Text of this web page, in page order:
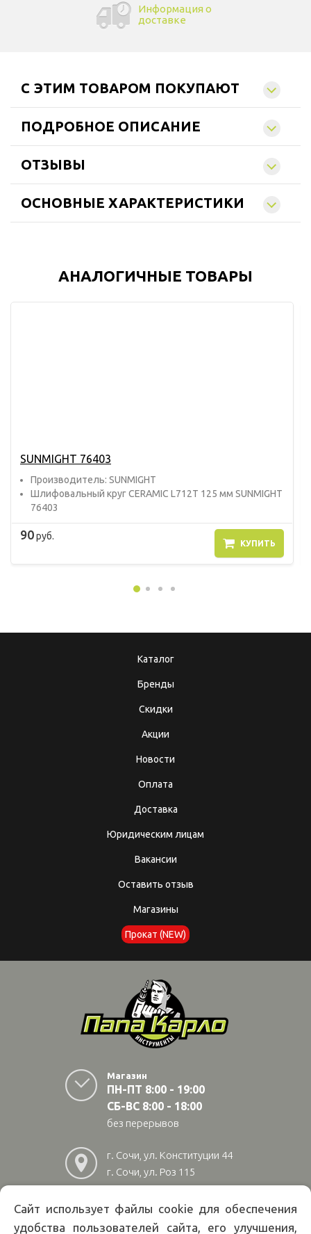
Информация о
доставке
C ЭТИМ ТОВАРОМ ПОКУПАЮТ
ПОДРОБНОЕ ОПИСАНИЕ
ОТЗЫВЫ
ОСНОВНЫЕ ХАРАКТЕРИСТИКИ
АНАЛОГИЧНЫЕ ТОВАРЫ
SUNMIGHT 76403
Прoизвoдитель: SUNMIGHT
Шлифовальный круг CERAMIC L712T 125 мм SUNMIGHT
76403
90руб.
КУПИТЬ
Каталог
Бренды
Скидки
Акции
Новости
Оплата
Доставка
Юридическим лицам
Вакансии
Оставить отзыв
Магазины
Прокат (NEW)
Магазин
ПН-ПТ 8:00 - 19:00
СБ-ВС 8:00 - 18:00
без перерывов
г. Сочи, ул. Конституции 44
г. Сочи, ул. Роз 115
г. Адлер, ул Авиационная
28/10
Сайт использует файлы cookie для обеспечения
удобства пользователей сайта, его улучшения,